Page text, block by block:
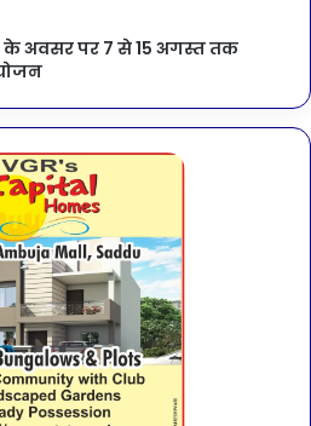
के अवसर पर 7 से 15 अगस्त तक